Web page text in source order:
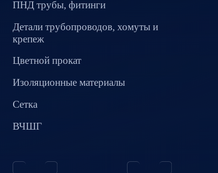
ПНД трубы, фитинги
Детали трубопроводов, хомуты и
крепеж
Цветной прокат
Изоляционные материалы
Сетка
ВЧШГ